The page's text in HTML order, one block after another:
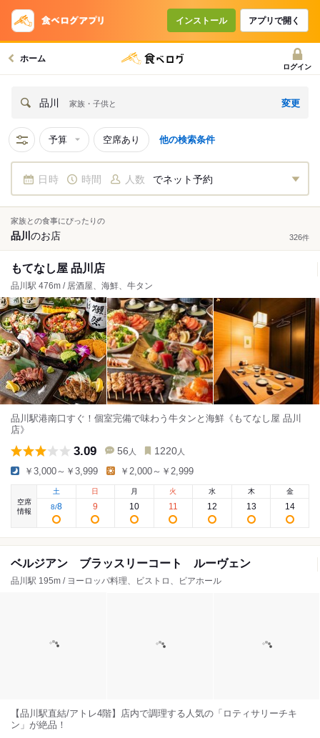
インストール アプリで開く
ホーム
ログイン
品川 家族・子供と 変更
予算 空席あり 他の検索条件
日時 時間 人数 でネット予約
家族との食事にぴったりの
品川 のお店 326件
もてなし屋 品川店
品川駅 476m / 居酒屋、海鮮、牛タン
品川駅港南口すぐ！個室完備で味わう牛タンと海鮮《もてなし屋 品川
店》
3.09 56 人 1220 人
￥3,000～￥3,999 ￥2,000～￥2,999
空席
情報
土
8/8
日
9
月
10
火
11
水
12
木
13
金
14
ベルジアン ブラッスリーコート ルーヴェン
品川駅 195m / ヨーロッパ料理、ビストロ、ビアホール
【品川駅直結/アトレ4階】店内で調理する人気の「ロティサリーチキ
ン」が絶品！